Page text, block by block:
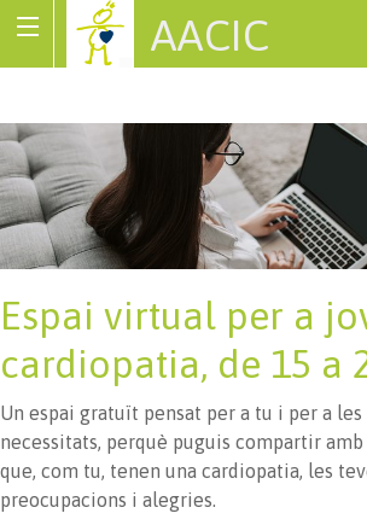
AACIC
Espai virtual per a
cardiopatia, de 15 a
Un espai gratuït pensat per a tu i per a les
necessitats, perquè puguis compartir
que, com tu, tenen una cardiopatia, les
preocupacions i alegries.